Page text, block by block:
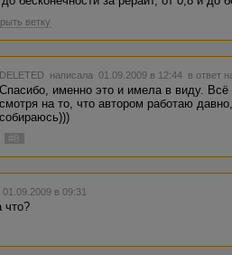
ветку
DELETED написала 01.09.2009 в 12:44 в ответ
Спасибо, именно это и имела в виду. Всё
смотря на то, что автором работаю
собираюсь)))
#8
в 09:31
что?